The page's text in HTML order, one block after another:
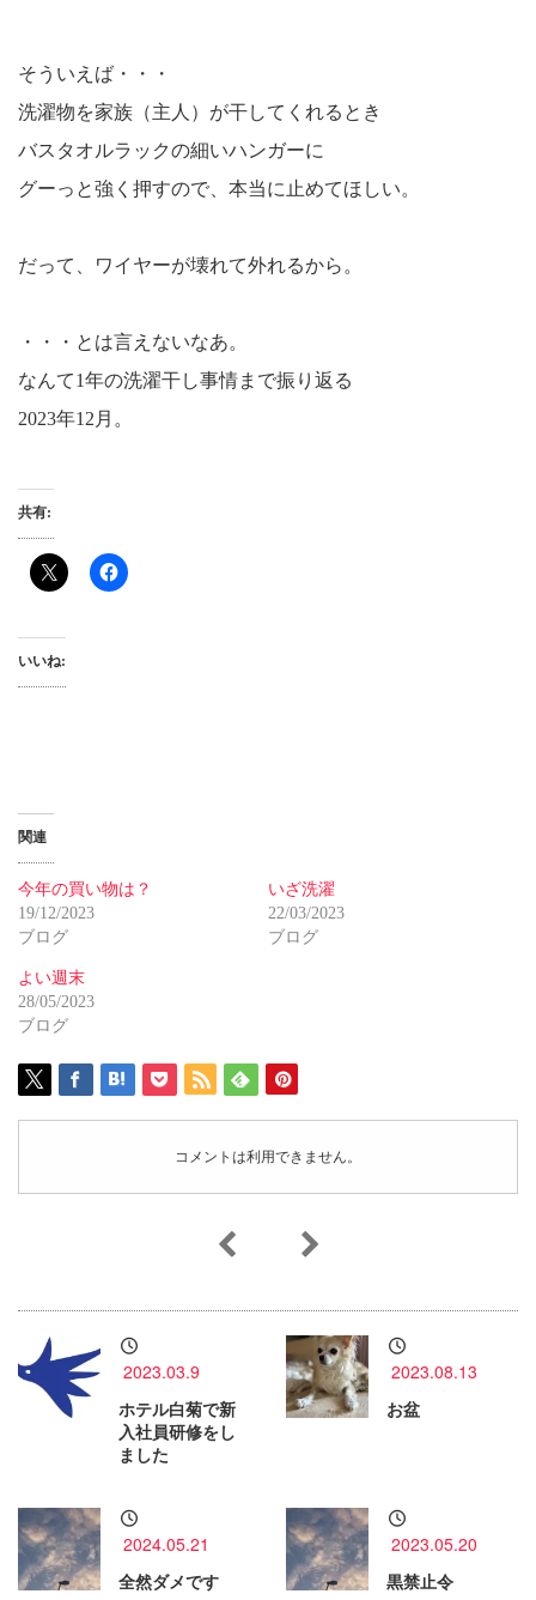
そういえば・・・
洗濯物を家族（主人）が干してくれるとき
バスタオルラックの細いハンガーに
グーっと強く押すので、本当に止めてほしい。
だって、ワイヤーが壊れて外れるから。
・・・とは言えないなあ。
なんて1年の洗濯干し事情まで振り返る
2023年12月。
共有:
いいね:
関連
今年の買い物は？
19/12/2023
ブログ
いざ洗濯
22/03/2023
ブログ
よい週末
28/05/2023
ブログ
コメントは利用できません。
2023.03.9
ホテル白菊で新
入社員研修をし
ました
2023.08.13
お盆
2024.05.21
全然ダメです
2023.05.20
黒禁止令